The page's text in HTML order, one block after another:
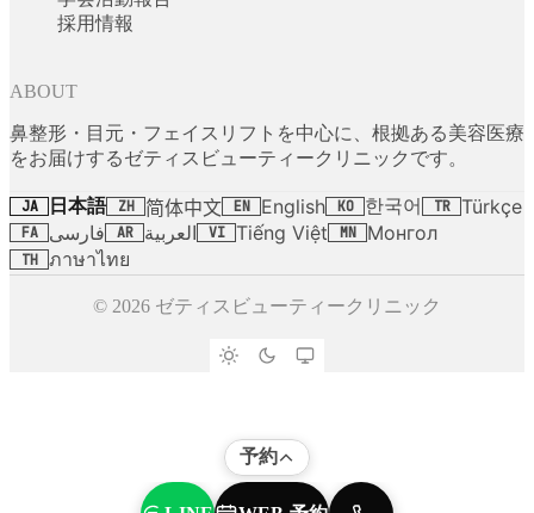
採用情報
ABOUT
鼻整形・目元・フェイスリフトを中心に、根拠ある美容医療
をお届けするゼティスビューティークリニックです。
JA 日本語 ZH 简体中文 EN English KO 한국어 TR Türkçe
FA فارسی AR العربية VI Tiếng Việt MN Монгол
TH ภาษาไทย
© 2026 ゼティスビューティークリニック
予約